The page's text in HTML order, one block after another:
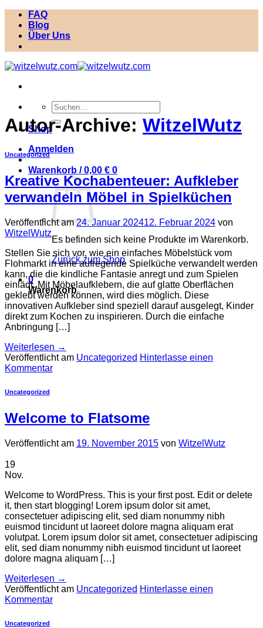
Zum
Inhalt
springen
FAQ
Blog
Über Uns
Suchen
nach:
Shop
Anmelden
Warenkorb /0,00 € 0
Es befinden sich keine Produkte im Warenkorb.
Zurück zum Shop
0
Warenkorb
Autor-Archive: WitzelWutz
Uncategorized
Kreative Kochabenteuer: Aufkleber
verwandeln Möbel in Spielküchen
Veröffentlicht am24. Januar 202412. Februar 2024 von
WitzelWutz
Stellen Sie sich vor, wie ein einfaches Möbelstück vom
Flohmarkt in eine aufregende Spielküche verwandelt werden
kann, die die kindliche Fantasie anregt und zum Spielen
einlädt. Mit Möbelaufklebern, die auf glatte Oberflächen
geklebt werden können, wird dies möglich. Diese
innovativen Aufkleber sind speziell darauf ausgelegt, Kinder
direkt zum Kochen zu inspirieren. Durch die einfache
Anbringung […]
Weiterlesen →
Veröffentlicht am Uncategorized Hinterlasse einen
Kommentar
Uncategorized
Welcome to Flatsome
Veröffentlicht am 19. November 2015 von WitzelWutz
19
Nov.
Welcome to WordPress. This is your first post. Edit or delete
it, then start blogging! Lorem ipsum dolor sit amet,
consectetuer adipiscing elit, sed diam nonummy nibh
euismod tincidunt ut laoreet dolore magna aliquam erat
volutpat. Lorem ipsum dolor sit amet, consectetuer adipiscing
elit, sed diam nonummy nibh euismod tincidunt ut laoreet
dolore magna aliquam […]
Weiterlesen →
Veröffentlicht am Uncategorized Hinterlasse einen
Kommentar
Uncategorized